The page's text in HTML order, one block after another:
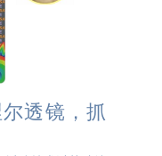
透镜，抓